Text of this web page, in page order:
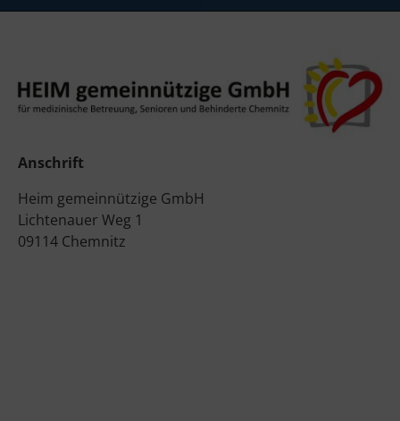
Anschrift
Heim gemeinnützige GmbH
Lichtenauer Weg 1
09114 Chemnitz